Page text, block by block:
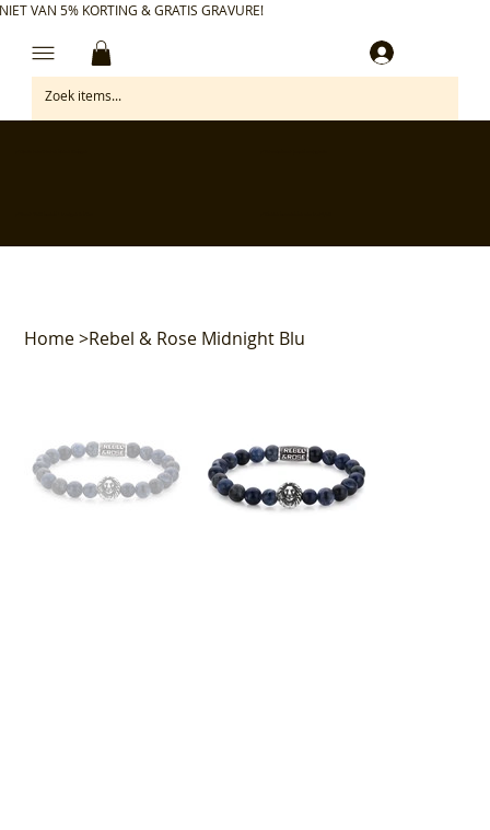
VAN 5% KORTING & GRATIS GRAVURE!
Home>Rebel & Rose Midnight Blu